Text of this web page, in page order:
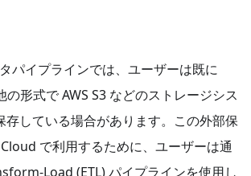
パイプラインでは、ユーザーは既に
形式で AWS S3 などのストレージシス
存している場合があります。この外部保
で利用するために、ユーザーは通
Load (ETL) パイプラインを使用し